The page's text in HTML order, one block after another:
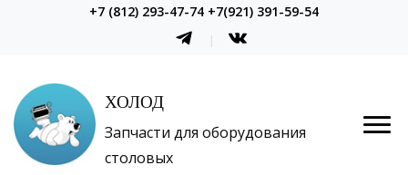
+7 (812) 293-47-74 +7(921) 391-59-54
ХОЛОД
Запчасти для оборудования
столовых